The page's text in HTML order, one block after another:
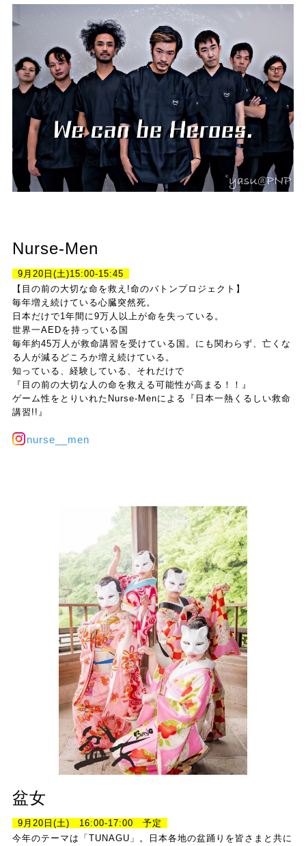
Nurse-Men
9月20日(土)15:00-15:45
【目の前の大切な命を救え!命のバトンプロジェクト】
毎年増え続けている心臓突然死。
日本だけで1年間に9万人以上が命を失っている。
世界一AEDを持っている国
毎年約45万人が救命講習を受けている国。にも関わらず、亡くな
る人が減るどころか増え続けている。
知っている、経験している、それだけで
『目の前の大切な人の命を救える可能性が高まる！！』
ゲーム性をとりいれたNurse-Menによる『日本一熱くるしい救命
講習!!』
nurse__men
盆女
9月20日(土) 16:00-17:00 予定
今年のテーマは「TUNAGU」。日本各地の盆踊りを皆さまと共に